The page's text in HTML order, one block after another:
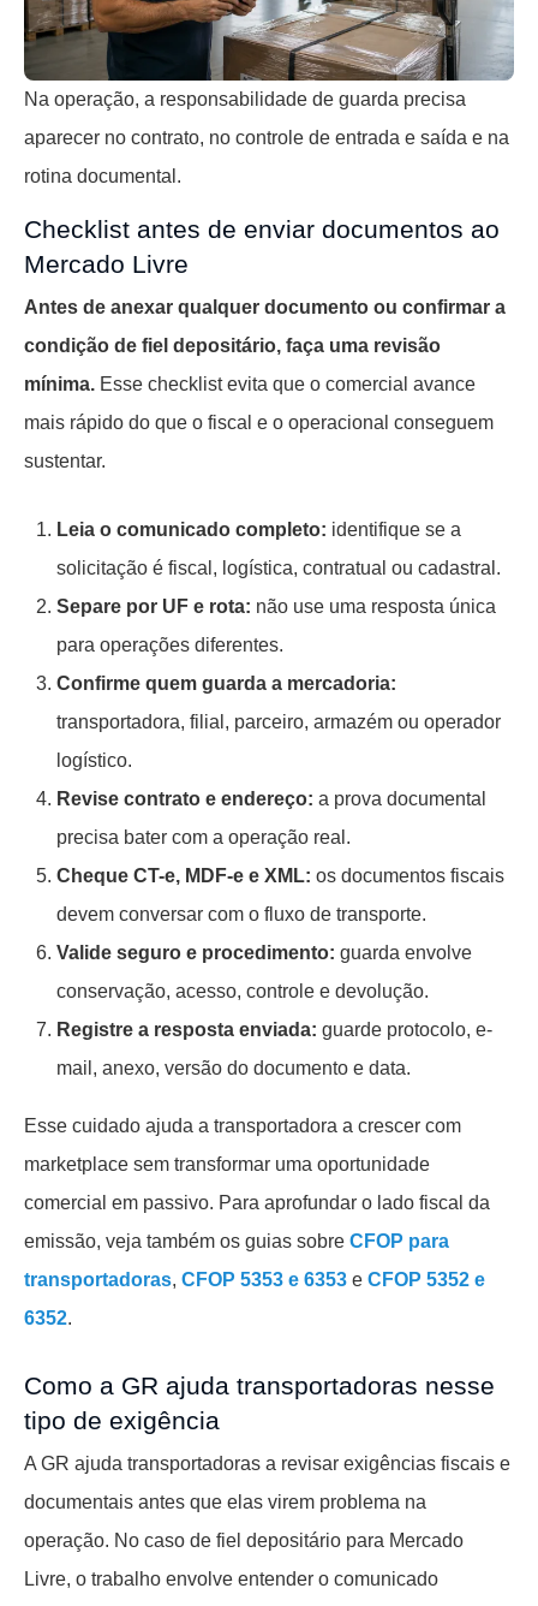
Na operação, a responsabilidade de guarda precisa
aparecer no contrato, no controle de entrada e saída e na
rotina documental.
Checklist antes de enviar documentos ao
Mercado Livre
Antes de anexar qualquer documento ou confirmar a
condição de fiel depositário, faça uma revisão
mínima. Esse checklist evita que o comercial avance
mais rápido do que o fiscal e o operacional conseguem
sustentar.
Leia o comunicado completo: identifique se a
solicitação é fiscal, logística, contratual ou cadastral.
Separe por UF e rota: não use uma resposta única
para operações diferentes.
Confirme quem guarda a mercadoria:
transportadora, filial, parceiro, armazém ou operador
logístico.
Revise contrato e endereço: a prova documental
precisa bater com a operação real.
Cheque CT-e, MDF-e e XML: os documentos fiscais
devem conversar com o fluxo de transporte.
Valide seguro e procedimento: guarda envolve
conservação, acesso, controle e devolução.
Registre a resposta enviada: guarde protocolo, e-
mail, anexo, versão do documento e data.
Esse cuidado ajuda a transportadora a crescer com
marketplace sem transformar uma oportunidade
comercial em passivo. Para aprofundar o lado fiscal da
emissão, veja também os guias sobre CFOP para
transportadoras, CFOP 5353 e 6353 e CFOP 5352 e
6352.
Como a GR ajuda transportadoras nesse
tipo de exigência
A GR ajuda transportadoras a revisar exigências fiscais e
documentais antes que elas virem problema na
operação. No caso de fiel depositário para Mercado
Livre, o trabalho envolve entender o comunicado